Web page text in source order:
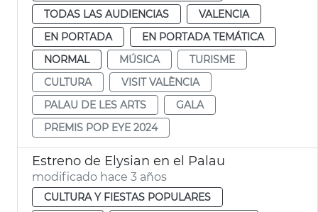
TODAS LAS AUDIENCIAS
VALENCIA
EN PORTADA
EN PORTADA TEMÁTICA
NORMAL
MÚSICA
TURISME
CULTURA
VISIT VALÈNCIA
PALAU DE LES ARTS
GALA
PREMIS POP EYE 2024
Estreno de Elysian en el Palau
modificado hace 3 años
CULTURA Y FIESTAS POPULARES